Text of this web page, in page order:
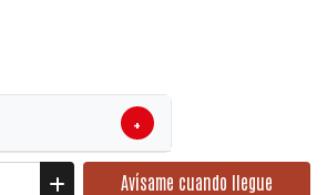
+
Avísame cuando llegue